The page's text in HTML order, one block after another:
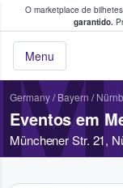
O marketplace de
garantido.
Menu
fãs
Germany/ Bayern /
Eventos em
Münchener Str. 21,